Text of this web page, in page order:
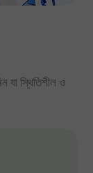
যা স্থিতিশীল ও